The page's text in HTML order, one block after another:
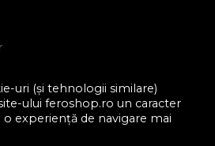
uri (și tehnologii similare)
ului feroshop.ro un caracter
experiență de navigare mai